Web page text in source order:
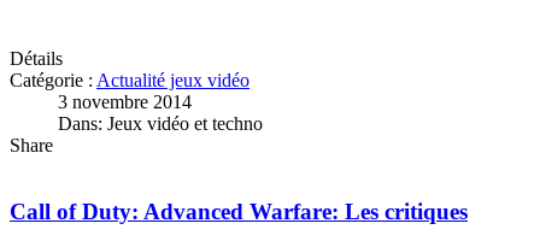
Détails
Catégorie : Actualité jeux vidéo
3 novembre 2014
Dans: Jeux vidéo et techno
Share
Call of Duty: Advanced Warfare: Les critiques